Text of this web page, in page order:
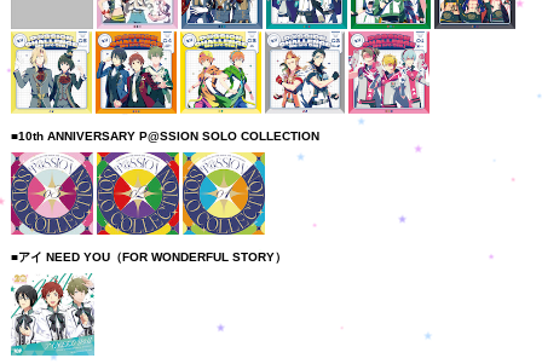
■10th ANNIVERSARY P@SSION SOLO COLLECTION
■アイ NEED YOU（FOR WONDERFUL STORY）